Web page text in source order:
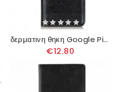
δερματινη θηκη Google Pixel 5 Παγετώδης Φινέτσα
€12.80